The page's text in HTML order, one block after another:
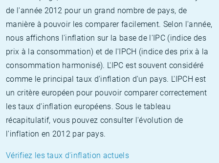
de l'année 2012 pour un grand nombre de pays, de
manière à pouvoir les comparer facilement. Selon l'année,
nous affichons l'inflation sur la base de l'IPC (indice des
prix à la consommation) et de l'IPCH (indice des prix à la
consommation harmonisé). L'IPC est souvent considéré
comme le principal taux d'inflation d'un pays. L'IPCH est
un critère européen pour pouvoir comparer correctement
les taux d'inflation européens. Sous le tableau
récapitulatif, vous pouvez consulter l'évolution de
l'inflation en 2012 par pays.
Vérifiez les taux d'inflation actuels